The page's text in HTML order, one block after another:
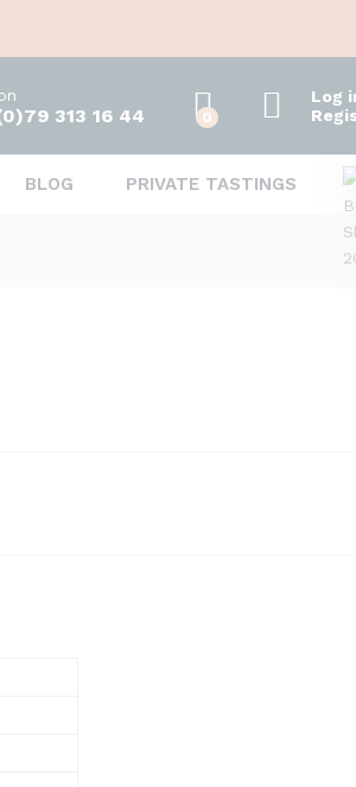
313 16 44 0
Log
BLOG PRIVATE TASTINGS